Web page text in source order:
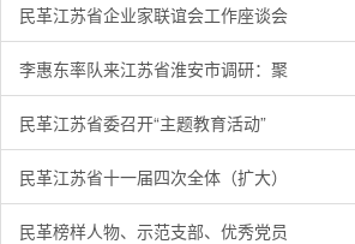
民革江苏省企业家联谊会工作座谈会
李惠东率队来江苏省淮安市调研：聚
民革江苏省委召开“主题教育活动”
民革江苏省十一届四次全体（扩大）
民革榜样人物、示范支部、优秀党员